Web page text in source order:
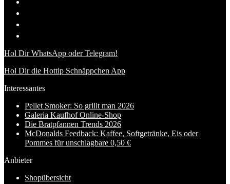
Hol Dir WhatsApp oder Telegram!
Hol Dir die Hottip Schnäppchen App
Interessantes
Pellet Smoker: So grillt man 2026
Galeria Kaufhof Online-Shop
Die Bratpfannen Trends 2026
McDonalds Feedback: Kaffee, Softgetränke, Eis oder
Pommes für unschlagbare 0,50 €
Anbieter
Shopübersicht